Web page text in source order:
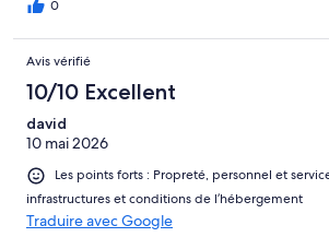
0
Avis vérifié
10/10 Excellent
david
10 mai 2026
Les points forts : Propreté, personnel et
infrastructures et conditions de l’hébergement
Traduire avec Google